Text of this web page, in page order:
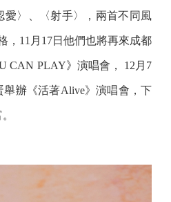
愛〉、〈射手〉，兩首不同風
，11月17日他們也將再來成都
CAN PLAY》演唱會， 12月7
舉辦《活著Alive》演唱會，下